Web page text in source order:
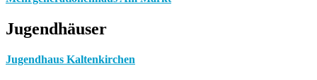
Jugendhäuser
Jugendhaus Kaltenkirchen